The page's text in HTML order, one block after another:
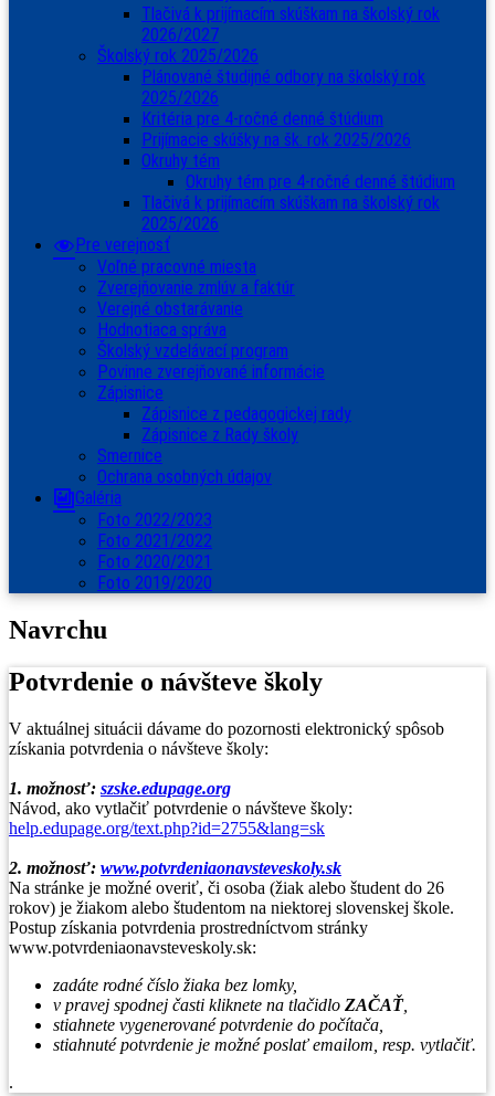
Tlačivá k prijímacím skúškam na školský rok
2026/2027
Školský rok 2025/2026
Plánované študijné odbory na školský rok
2025/2026
Kritéria pre 4-ročné denné štúdium
Prijímacie skúšky na šk. rok 2025/2026
Okruhy tém
Okruhy tém pre 4-ročné denné štúdium
Tlačivá k prijímacím skúškam na školský rok
2025/2026
Pre verejnosť
Voľné pracovné miesta
Zverejňovanie zmlúv a faktúr
Verejné obstarávanie
Hodnotiaca správa
Školský vzdelávací program
Povinne zverejňované informácie
Zápisnice
Zápisnice z pedagogickej rady
Zápisnice z Rady školy
Smernice
Ochrana osobných údajov
Galéria
Foto 2022/2023
Foto 2021/2022
Foto 2020/2021
Foto 2019/2020
Navrchu
Potvrdenie o návšteve školy
V aktuálnej situácii dávame do pozornosti elektronický spôsob
získania potvrdenia o návšteve školy:
1. možnosť: szske.edupage.org
Návod, ako vytlačiť potvrdenie o návšteve školy:
help.edupage.org/text.php?id=2755&lang=sk
2. možnosť: www.potvrdeniaonavsteveskoly.sk
Na stránke je možné overiť, či osoba (žiak alebo študent do 26
rokov) je žiakom alebo študentom na niektorej slovenskej škole.
Postup získania potvrdenia prostredníctvom stránky
www.potvrdeniaonavsteveskoly.sk:
zadáte rodné číslo žiaka bez lomky,
v pravej spodnej časti kliknete na tlačidlo ZAČAŤ,
stiahnete vygenerované potvrdenie do počítača,
stiahnuté potvrdenie je možné poslať emailom, resp. vytlačiť.
.